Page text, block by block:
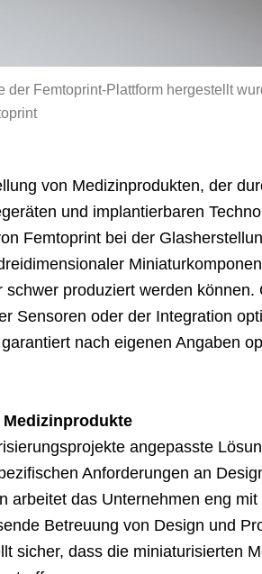
Femtoprint-Plattform hergestellt
von Medizinprodukten, der
und implantierbaren
Femtoprint bei der
produziert werden können.
Sensoren oder der Integration
nach eigenen Angaben
angepasste
Anforderungen an
arbeitet das Unternehmen eng
Betreuung von Design und
sicher, dass die miniaturisierten